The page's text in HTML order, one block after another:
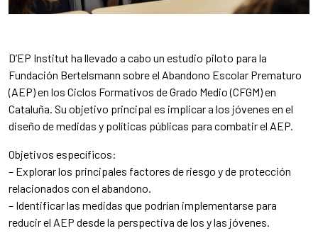
D’EP Institut ha llevado a cabo un estudio piloto para la
Fundación Bertelsmann sobre el Abandono Escolar Prematuro
(AEP) en los Ciclos Formativos de Grado Medio (CFGM) en
Cataluña. Su objetivo principal es implicar a los jóvenes en el
diseño de medidas y políticas públicas para combatir el AEP.
Objetivos específicos:
– Explorar los principales factores de riesgo y de protección
relacionados con el abandono.
– Identificar las medidas que podrían implementarse para
reducir el AEP desde la perspectiva de los y las jóvenes.